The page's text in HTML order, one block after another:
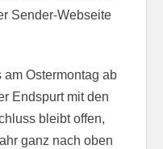
Sender-Webseite
Ostermontag ab
Endspurt mit den
bleibt offen,
ganz nach oben